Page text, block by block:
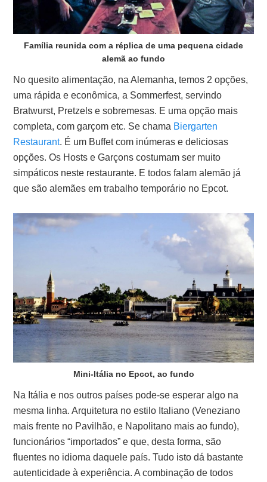
Família reunida com a réplica de uma pequena cidade
alemã ao fundo
No quesito alimentação, na Alemanha, temos 2 opções,
uma rápida e econômica, a Sommerfest, servindo
Bratwurst, Pretzels e sobremesas. E uma opção mais
completa, com garçom etc. Se chama Biergarten
Restaurant. É um Buffet com inúmeras e deliciosas
opções. Os Hosts e Garçons costumam ser muito
simpáticos neste restaurante. E todos falam alemão já
que são alemães em trabalho temporário no Epcot.
Mini-Itália no Epcot, ao fundo
Na Itália e nos outros países pode-se esperar algo na
mesma linha. Arquitetura no estilo Italiano (Veneziano
mais frente no Pavilhão, e Napolitano mais ao fundo),
funcionários “importados” e que, desta forma, são
fluentes no idioma daquele país. Tudo isto dá bastante
autenticidade à experiência. A combinação de todos